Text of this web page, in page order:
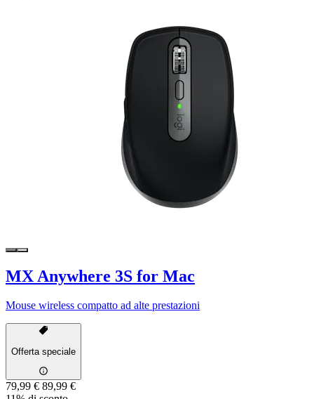
MX Anywhere 3S for Mac
Mouse wireless compatto ad alte prestazioni
Offerta speciale
79,99 € 89,99 €